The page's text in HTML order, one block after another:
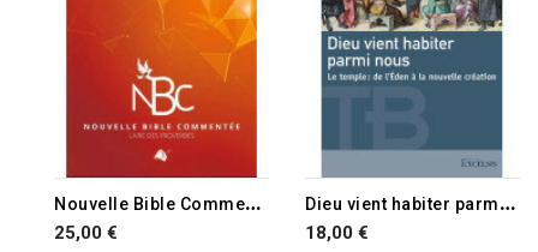
N
ouvelle Bible Commentée NBC
25,00 €
D
ieu vient habiter parmi nous
18,00 €